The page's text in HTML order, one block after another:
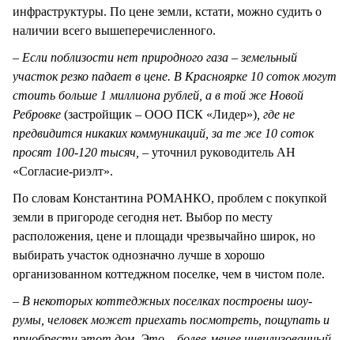
инфраструктуры. По цене земли, кстати, можно судить о
наличии всего вышеперечисленного.
– Если поблизости нет природного газа – земельный
участок резко падает в цене. В Красноярке 10 соток могут
стоить больше 1 миллиона рублей, а в той же Новой
Ребровке (застройщик – ООО ПСК «Лидер») , где не
предвидится никаких коммуникаций, за те же 10 соток
просят 100-120 тысяч, – уточнил руководитель АН
«Согласие-риэлт».
По словам Константина РОМАНКО, проблем с покупкой
земли в пригороде сегодня нет. Выбор по месту
расположения, цене и площади чрезвычайно широк, но
выбирать участок однозначно лучше в хорошо
организованном коттеджном поселке, чем в чистом поле.
– В некоторых коттеджных поселках построены шоу-
румы, человек может приехать посмотреть, пощупать и